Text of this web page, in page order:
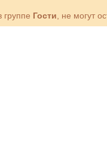
группе Гости , не могут